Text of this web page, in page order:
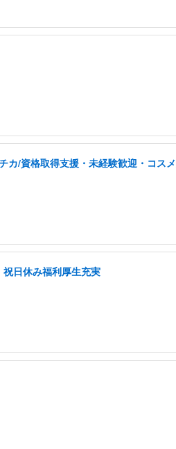
カ/資格取得支援・未経験歓迎・コス
日休み福利厚生充実